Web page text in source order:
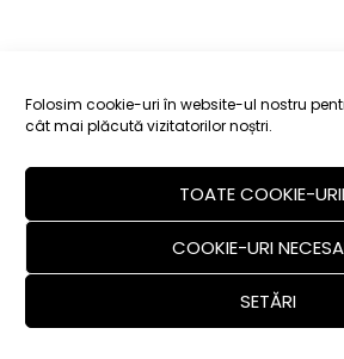
Folosim cookie-uri în website-ul nostru
cât mai plăcută vizitatorilor noștri.
TOATE COOKIE-
COOKIE-URI
SETĂRI